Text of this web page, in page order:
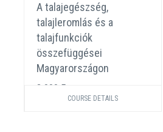
A talajegészség,
talajleromlás és a
talajfunkciók
összefüggései
Magyarországon
3 000 Ft
COURSE DETAILS